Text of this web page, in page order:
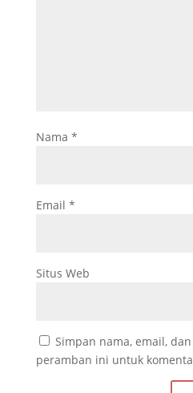
Nama *
Email *
Situs Web
Simpan nama, email,
peramban ini untuk